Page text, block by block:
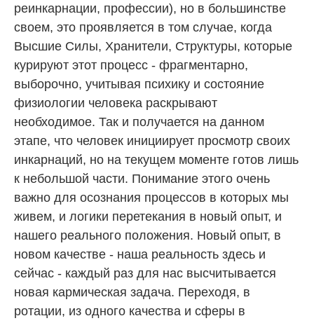
реинкарнации, профессии), но в большинстве
своем, это проявляется в том случае, когда
Высшие Силы, Хранители, Структуры, которые
курируют этот процесс - фрагментарно,
выборочно, учитывая психику и состояние
физиологии человека раскрывают
необходимое. Так и получается на данном
этапе, что человек инициирует просмотр своих
инкарнаций, но на текущем моменте готов лишь
к небольшой части. Понимание этого очень
важно для осознания процессов в которых мы
живем, и логики перетекания в новый опыт, и
нашего реального положения. Новый опыт, в
новом качестве - наша реальность здесь и
сейчас - каждый раз для нас высчитывается
новая кармическая задача. Переходя, в
ротации, из одного качества и сферы в